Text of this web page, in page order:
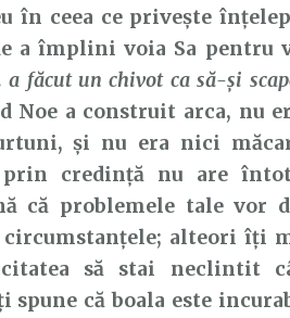
în ceea ce privește
a împlini voia Sa pentru
făcut un chivot ca să-şi
Noe a construit arca, nu
și nu era nici
credință nu are
că problemele tale vor
circumstanțele; alteori îți
să stai neclintit
că boala este